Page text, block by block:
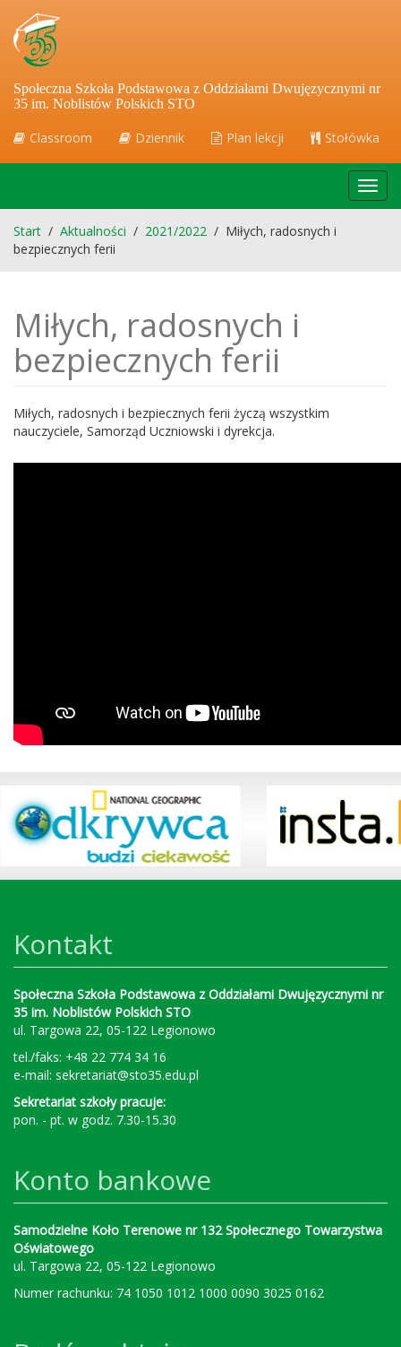
Społeczna Szkoła Podstawowa z Oddziałami Dwujęzycznymi nr
35 im. Noblistów Polskich STO
Classroom Dziennik Plan lekcji Stołówka
Start / Aktualności / 2021/2022 / Miłych, radosnych i
bezpiecznych ferii
Miłych, radosnych i
bezpiecznych ferii
Miłych, radosnych i bezpiecznych ferii życzą wszystkim
nauczyciele, Samorząd Uczniowski i dyrekcja.
Kontakt
Społeczna Szkoła Podstawowa z Oddziałami Dwujęzycznymi nr
35 im. Noblistów Polskich STO
ul. Targowa 22, 05-122 Legionowo
tel./faks: +48 22 774 34 16
e-mail: sekretariat@sto35.edu.pl
Sekretariat szkoły pracuje:
pon. - pt. w godz. 7.30-15.30
Konto bankowe
Samodzielne Koło Terenowe nr 132 Społecznego Towarzystwa
Oświatowego
ul. Targowa 22, 05-122 Legionowo
Numer rachunku: 74 1050 1012 1000 0090 3025 0162